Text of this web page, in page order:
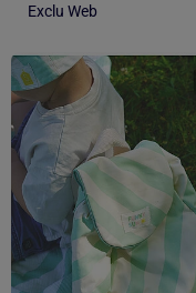
Exclu Web